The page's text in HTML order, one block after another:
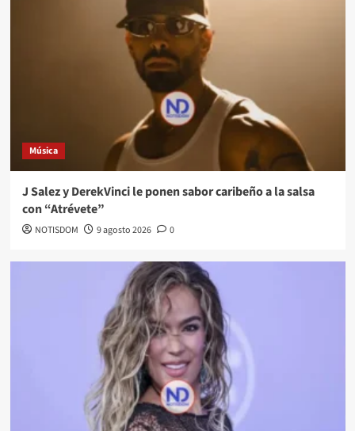
Música
J Salez y DerekVinci le ponen sabor caribeño a la salsa
con “Atrévete”
NOTISDOM 9 agosto 2026 0